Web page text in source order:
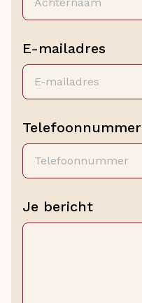
E-mailadres
Telefoonnummer
Je bericht